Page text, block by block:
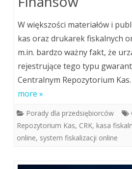
W większości materiałów i
kas oraz drukarek fiskalnych
m.in. bardzo ważny fakt, że
rejestrujące tego typu
Centralnym Repozytorium
more »
Porady dla przedsiębiorców
Repozytorium Kas, CRK, kasa
online, system fiskalizacji online